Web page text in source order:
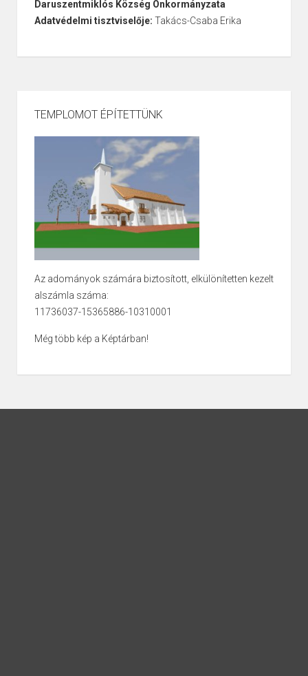
Daruszentmiklós Község Önkormányzata
Adatvédelmi tisztviselője: Takács-Csaba Erika
TEMPLOMOT ÉPÍTETTÜNK
Az adományok számára biztosított, elkülönítetten kezelt
alszámla száma:
11736037-15365886-10310001
Még több kép a Képtárban!